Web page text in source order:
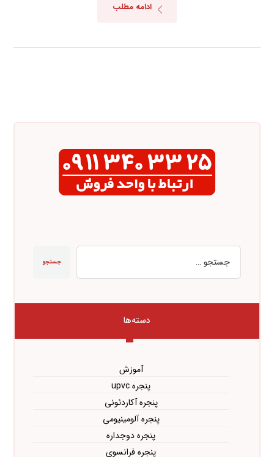
ادامه مطلب
جستجو
دسته‌ها
آموزش
پنجره upvc
پنجره آکاردئونی
پنجره آلومینیومی
پنجره دوجداره
پنجره فرانسوی